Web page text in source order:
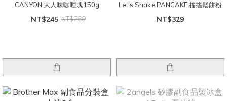
CANYON 大人味咖哩塊150g
NT$245 NT$269
Let's Shake PANCAKE 搖搖鬆餅粉
NT$329